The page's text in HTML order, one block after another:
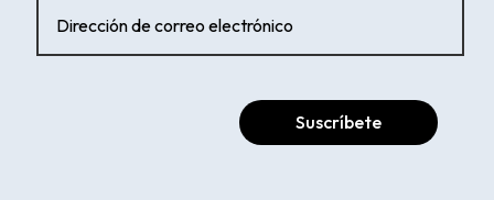
Suscríbete